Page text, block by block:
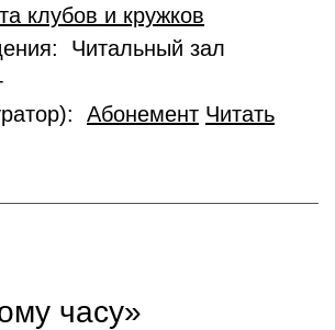
клубов и кружков
Читальный зал
Абонемент Читать
часу»